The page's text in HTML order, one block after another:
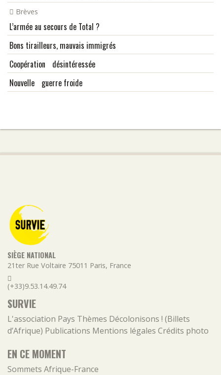
Brèves
L’armée au secours de Total ?
Bons tirailleurs, mauvais immigrés
Coopération désintéressée
Nouvelle guerre froide
SIÈGE NATIONAL
21ter Rue Voltaire 75011 Paris, France
(+33)9.53.14.49.74
SURVIE
L'association Pays Thèmes Décolonisons ! (Billets
d’Afrique) Publications Mentions légales Crédits photo
EN CE MOMENT
Sommets Afrique-France